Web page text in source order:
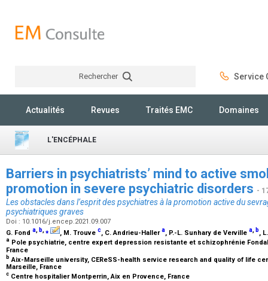
Rechercher Service
Actualités Revues Traités EMC Domaines
L'ENCÉPHALE
Barriers in psychiatrists’ mind to active
promotion in severe psychiatric disorders -
Les obstacles dans l’esprit des psychiatres à la promotion active du
psychiatriques graves
Doi : 10.1016/j.encep.2021.09.007
G. Fond a, b,⁎ , M. Trouve c, C. Andrieu-Hallera, P.-L. Sunhary de Verville a, b,
a Pole psychiatrie, centre expert depression resistante et schizophrénie
France
b Aix-Marseille university, CEReSS-health service research and quality of life
Marseille, France
c Centre hospitalier Montperrin, Aix en Provence, France